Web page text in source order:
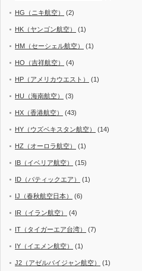
HG（ニキ航空） (2)
HK（ヤンゴン航空） (1)
HM（セーシェル航空） (1)
HO（吉祥航空） (4)
HP（アメリカウエスト） (1)
HU（海南航空） (3)
HX（香港航空） (43)
HY（ウズベキスタン航空） (14)
HZ（オーロラ航空） (1)
IB（イベリア航空） (15)
ID（バティックエア） (1)
IJ（春秋航空日本） (6)
IR（イラン航空） (4)
IT（タイガーエア台湾） (7)
IY（イエメン航空） (1)
J2（アゼルバイジャン航空） (1)